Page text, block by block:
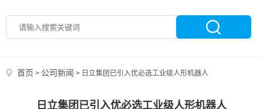
首页 > 公司新闻 > 日立集团已引入优必选工业级人形机器人
日立集团已引入优必选工业级人形机器人